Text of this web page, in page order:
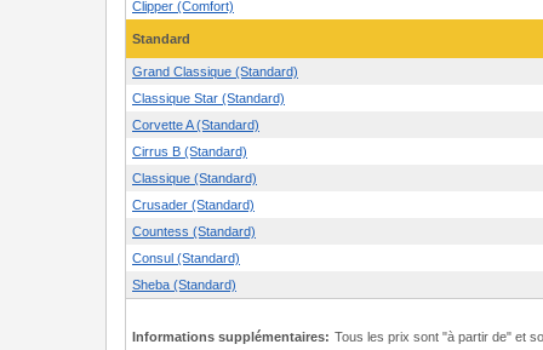
Clipper (Comfort)
Standard
Grand Classique (Standard)
Classique Star (Standard)
Corvette A (Standard)
Cirrus B (Standard)
Classique (Standard)
Crusader (Standard)
Countess (Standard)
Consul (Standard)
Sheba (Standard)
Informations supplémentaires: Tous les prix sont "à partir de" et